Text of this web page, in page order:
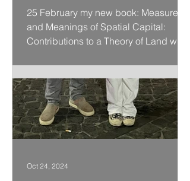
25 February my new book: Measures
and Meanings of Spatial Capital:
Contributions to a Theory of Land will
Oct 24, 2024